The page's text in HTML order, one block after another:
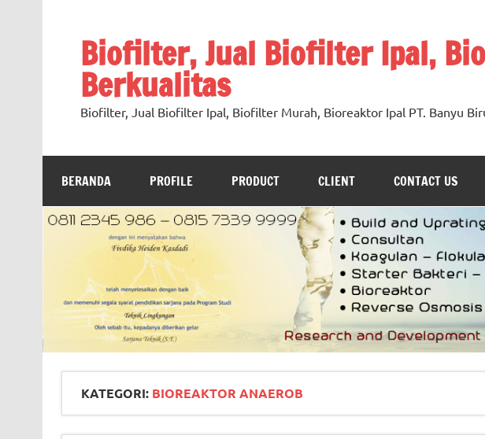
Biofilter, Jual Biofilter Ipal,
Berkualitas
Biofilter, Jual Biofilter Ipal, Biofilter Murah, Bioreaktor Ipal PT. Banyu
BERANDA PROFILE PRODUCT CLIENT CONTACT US
KATEGORI: BIOREAKTOR ANAEROB